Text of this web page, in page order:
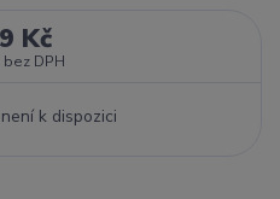
Kč
bez DPH
k dispozici